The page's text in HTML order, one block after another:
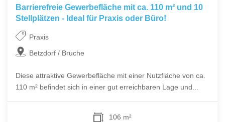
Barrierefreie Gewerbefläche mit ca. 110 m² und 10
Stellplätzen - Ideal für Praxis oder Büro!
Praxis
Betzdorf / Bruche
Diese attraktive Gewerbefläche mit einer Nutzfläche von ca.
110 m² befindet sich in einer gut erreichbaren Lage und...
106 m²